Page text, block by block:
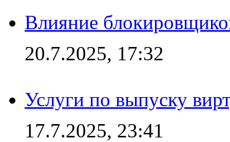
Влияние
20.7.2025, 17:32
Услуги по выпуску
17.7.2025, 23:41